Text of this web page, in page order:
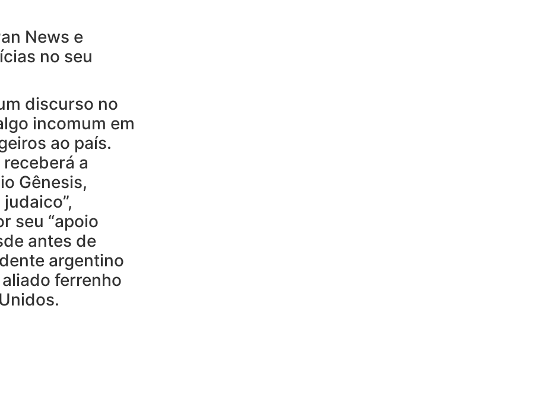
News e
no seu
discurso no
incomum em
ao país.
a
Gênesis,
seu “apoio
antes de
argentino
ferrenho